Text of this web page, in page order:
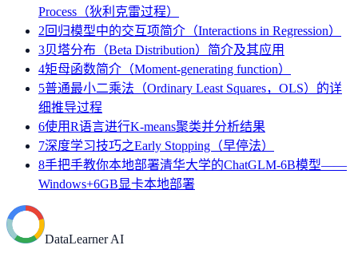
Process（狄利克雷过程）
2回归模型中的交互项简介（Interactions in Regression）
3贝塔分布（Beta Distribution）简介及其应用
4矩母函数简介（Moment-generating function）
5普通最小二乘法（Ordinary Least Squares，OLS）的详
细推导过程
6使用R语言进行K-means聚类并分析结果
7深度学习技巧之Early Stopping（早停法）
8手把手教你本地部署清华大学的ChatGLM-6B模型——
Windows+6GB显卡本地部署
DataLearner AI